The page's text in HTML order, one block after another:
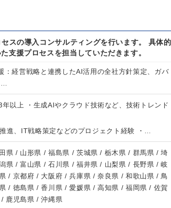
スの導入コンサルティングを行います。 具体的
支援プロセスを担当していただきます。
：経営戦略と連携したAI活用の全社方針策定、ガバ
年以上 ・生成AIやクラウド技術など、技術トレンド
進、IT戦略策定などのプロジェクト経験 ・…
県 / 山形県 / 福島県 / 茨城県 / 栃木県 / 群馬県 / 埼
県 / 富山県 / 石川県 / 福井県 / 山梨県 / 長野県 / 岐
/ 京都府 / 大阪府 / 兵庫県 / 奈良県 / 和歌山県 / 鳥
/ 徳島県 / 香川県 / 愛媛県 / 高知県 / 福岡県 / 佐賀
鹿児島県 / 沖縄県